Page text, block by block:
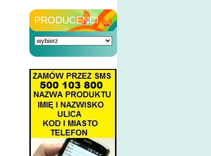
PRODUCENCI